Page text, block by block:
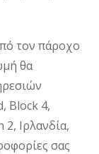
τον πάροχο
θα
Block 4,
Ιρλανδία,
σας